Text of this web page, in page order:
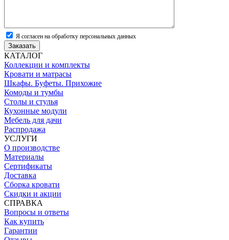
Я согласен на обработку персональных данных
Заказать
КАТАЛОГ
Коллекции и комплекты
Кровати и матрасы
Шкафы. Буфеты. Прихожие
Комоды и тумбы
Столы и стулья
Кухонные модули
Мебель для дачи
Распродажа
УСЛУГИ
О производстве
Материалы
Сертификаты
Доставка
Сборка кровати
Скидки и акции
СПРАВКА
Вопросы и ответы
Как купить
Гарантии